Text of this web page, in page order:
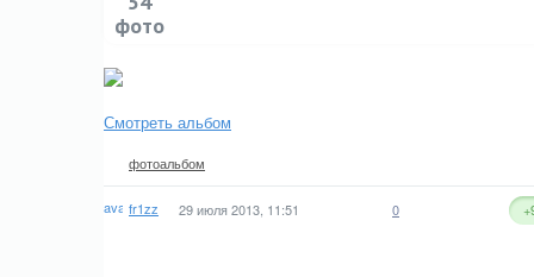
фото
Смотреть альбом
фотоальбом
fr1zz 29 июля 2013, 11:51 0